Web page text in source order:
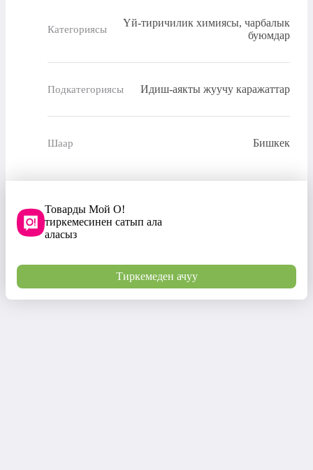
Категориясы
Үй-тиричилик химиясы, чарбалык
буюмдар
Подкатегориясы Идиш-аякты жуучу каражаттар
Шаар Бишкек
Товарды Мой О!
тиркемесинен сатып ала
аласыз
Тиркемеден ачуу